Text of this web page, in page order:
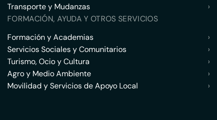
Transporte y Mudanzas
›
FORMACIÓN, AYUDA Y OTROS SERVICIOS
Formación y Academias
›
Servicios Sociales y Comunitarios
›
Turismo, Ocio y Cultura
›
Agro y Medio Ambiente
›
Movilidad y Servicios de Apoyo Local
›